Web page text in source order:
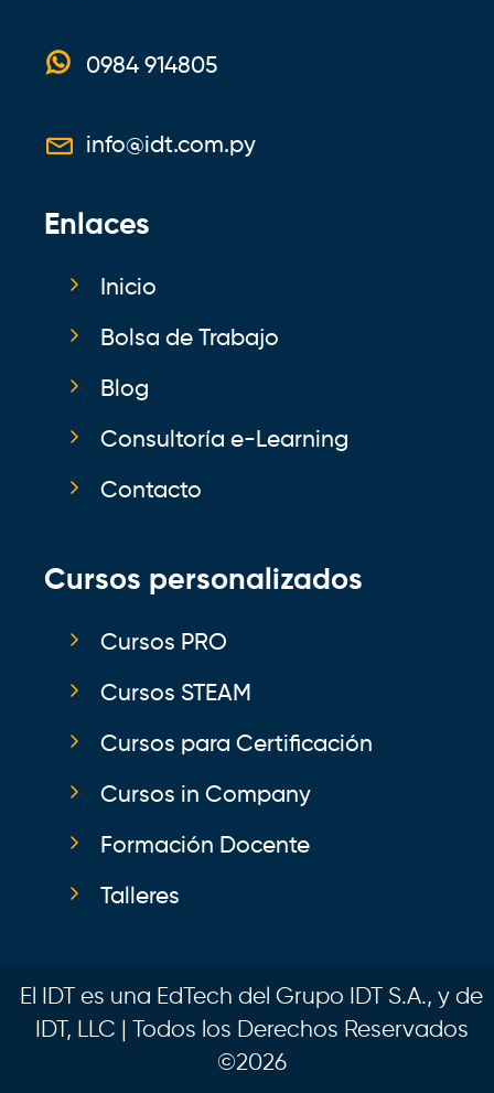
0984 914805
info@idt.com.py
Enlaces
Inicio
Bolsa de Trabajo
Blog
Consultoría e-Learning
Contacto
Cursos personalizados
Cursos PRO
Cursos STEAM
Cursos para Certificación
Cursos in Company
Formación Docente
Talleres
El IDT es una EdTech del Grupo IDT S.A., y de
IDT, LLC | Todos los Derechos Reservados
©2026